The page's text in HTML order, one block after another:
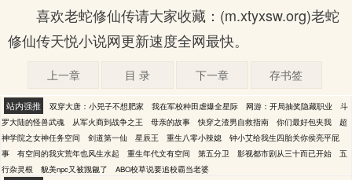
喜欢老蛇修仙传请大家收藏：(m.xtyxsw.org)老蛇
修仙传天悦小说网更新速度全网最快。
上一章 目 录 下一章 存书签
站内强推 双穿大唐：小兕子不想肥家 我在军校种田虐爆全星际 网游：开局抽奖隐藏职业
斗
罗大陆的怪兽武魂
从军火商到战争之王 母亲的故事 快穿之渣男自救指南 你们最好包夹我
超
神学院之女神任务空间
剑道第一仙 星辰王 重生八零小辣媳
钟小艾给我生四胎关你侯亮平屁
事
有空间的我灾荒年也风生水起 重生年代文有空间 第五分卫 影视都市剧从三十而已开始
五
行杂灵根
貌美npc又被觊觎了 ABO校草说要追校霸当老婆